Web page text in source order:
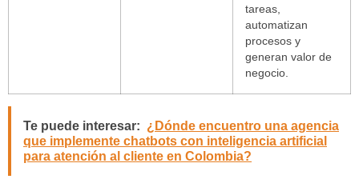
tareas,
automatizan
procesos y
generan valor de
negocio.
Te puede interesar: ¿Dónde encuentro una agencia
que implemente chatbots con inteligencia artificial
para atención al cliente en Colombia?